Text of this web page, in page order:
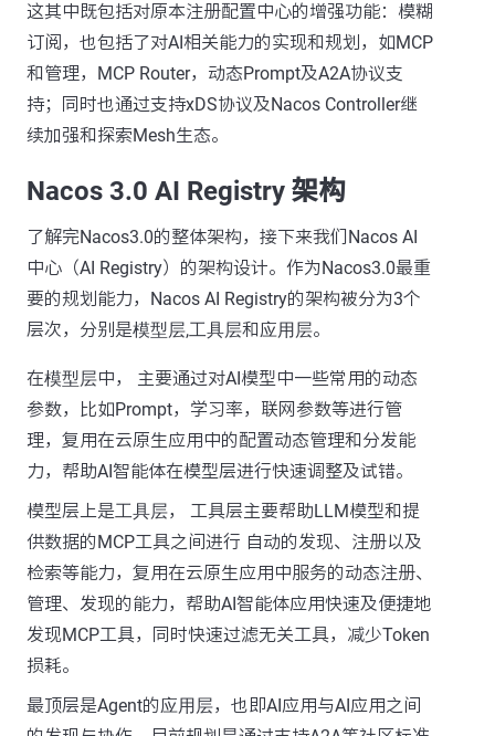
这其中既包括对原本注册配置中心的增强功能：模糊
订阅，也包括了对AI相关能力的实现和规划，如MCP
和管理，MCP Router，动态Prompt及A2A协议支
持；同时也通过支持xDS协议及Nacos Controller继
续加强和探索Mesh生态。
Nacos 3.0 AI Registry 架构
了解完Nacos3.0的整体架构，接下来我们Nacos AI
中心（AI Registry）的架构设计。作为Nacos3.0最重
要的规划能力，Nacos AI Registry的架构被分为3个
层次，分别是模型层,工具层和应用层。
在模型层中， 主要通过对AI模型中一些常用的动态
参数，比如Prompt，学习率，联网参数等进行管
理，复用在云原生应用中的配置动态管理和分发能
力，帮助AI智能体在模型层进行快速调整及试错。
模型层上是工具层， 工具层主要帮助LLM模型和提
供数据的MCP工具之间进行 自动的发现、注册以及
检索等能力，复用在云原生应用中服务的动态注册、
管理、发现的能力，帮助AI智能体应用快速及便捷地
发现MCP工具，同时快速过滤无关工具，减少Token
损耗。
最顶层是Agent的应用层，也即AI应用与AI应用之间